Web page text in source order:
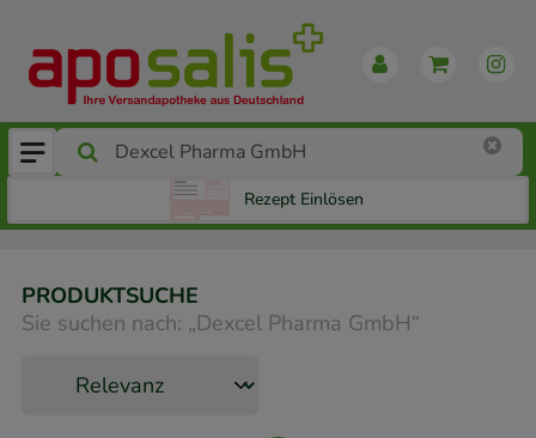
Rezept Einlösen
PRODUKTSUCHE
Sie suchen nach: „Dexcel Pharma GmbH“